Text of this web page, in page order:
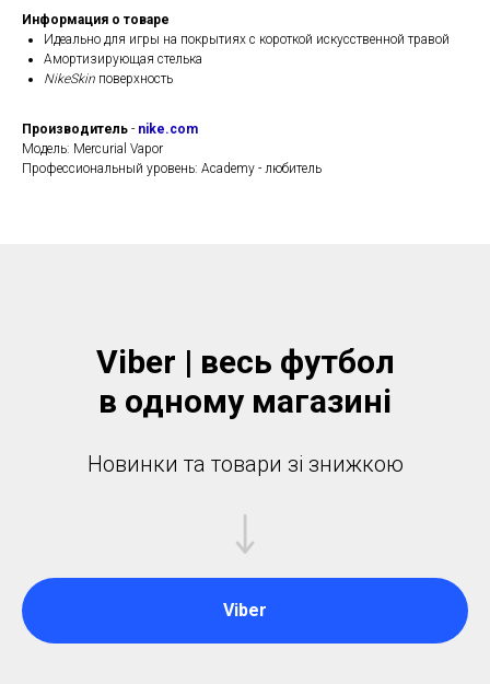
Информация о товаре
Идеально для игры на покрытиях с короткой искусственной травой
Амортизирующая стелька
NikeSkin поверхность
Производитель - nike.com
Модель: Mercurial Vapor
Профессиональный уровень: Academy - любитель
Viber | весь футбол
в одному магазинi
Новинки та товари зі знижкою
Viber